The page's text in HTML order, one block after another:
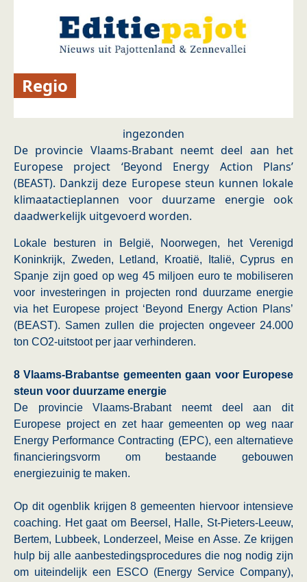
Regio
ingezonden
De provincie Vlaams-Brabant neemt deel aan het
Europese project ‘Beyond Energy Action Plans’
(BEAST). Dankzij deze Europese steun kunnen lokale
klimaatactieplannen voor duurzame energie ook
daadwerkelijk uitgevoerd worden.
Lokale besturen in België, Noorwegen, het Verenigd
Koninkrijk, Zweden, Letland, Kroatië, Italië, Cyprus en
Spanje zijn goed op weg 45 miljoen euro te mobiliseren
voor investeringen in projecten rond duurzame energie
via het Europese project ‘Beyond Energy Action Plans’
(BEAST). Samen zullen die projecten ongeveer 24.000
ton CO2-uitstoot per jaar verhinderen.
8 Vlaams-Brabantse gemeenten gaan voor Europese
steun voor duurzame energie
De provincie Vlaams-Brabant neemt deel aan dit
Europese project en zet haar gemeenten op weg naar
Energy Performance Contracting (EPC), een alternatieve
financieringsvorm om bestaande gebouwen
energiezuinig te maken.
Op dit ogenblik krijgen 8 gemeenten hiervoor intensieve
coaching. Het gaat om Beersel, Halle, St-Pieters-Leeuw,
Bertem, Lubbeek, Londerzeel, Meise en Asse. Ze krijgen
hulp bij alle aanbestedingsprocedures die nog nodig zijn
om uiteindelijk een ESCO (Energy Service Company),